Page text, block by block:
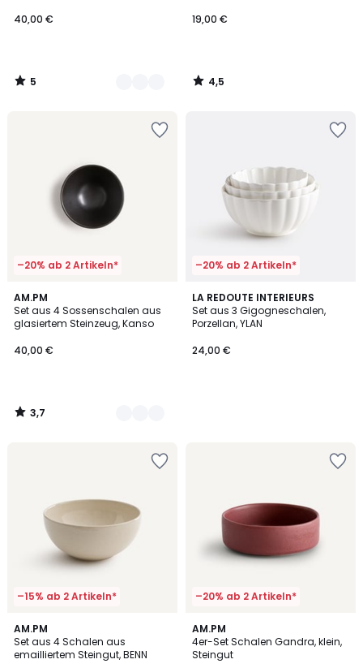
40,00 €
5
/
19,00 €
4,5
/
–20% ab 2 Artikeln*
AM.PM
Set aus 4 Sossenschalen aus
glasiertem Steinzeug, Kanso
40,00 €
3,7
/ 5
3
Farben
3,7
/
–20% ab 2 Artikeln*
LA REDOUTE INTERIEURS
Set aus 3 Gigogneschalen,
Porzellan, YLAN
24,00 €
–15% ab 2 Artikeln*
AM.PM
Set aus 4 Schalen aus
emailliertem Steingut, BENN
2
Farben
–20% ab 2 Artikeln*
AM.PM
4er-Set Schalen Gandra, klein,
Steingut
4
/
5